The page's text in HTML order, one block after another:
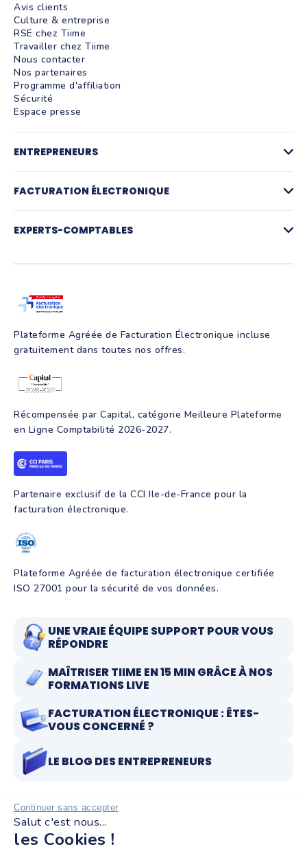
Continuer sans accepter
Salut c'est nous...
les Cookies !
Avis clients
Culture & entreprise
RSE chez Tiime
Travailler chez Tiime
Nous contacter
Nos partenaires
Programme d'affiliation
Sécurité
Espace presse
ENTREPRENEURS
Logiciel de devis
Gestion des achats
Création d'entreprise
Parrainage
FACTURATION ÉLECTRONIQUE
Plateforme agréée de facturation électronique
EXPERTS-COMPTABLES
Production comptable
Facture électronique
Création d'entreprise
Programmes de formation
Plateforme Agréée de Facturation Électronique incluse
gratuitement dans toutes nos offres.
Récompensée par Capital, catégorie Meilleure Plateforme
en Ligne Comptabilité 2026-2027.
Partenaire exclusif de la CCI Ile-de-France pour la
facturation électronique.
Plateforme Agréée de facturation électronique certifiée
ISO 27001 pour la sécurité de vos données.
UNE VRAIE ÉQUIPE SUPPORT POUR VOUS
RÉPONDRE
MAÎTRISER TIIME EN 15 MIN GRÂCE À NOS
FORMATIONS LIVE
FACTURATION ÉLECTRONIQUE : ÊTES-
VOUS CONCERNÉ ?
LE BLOG DES ENTREPRENEURS
RESTEZ INFORMÉS !